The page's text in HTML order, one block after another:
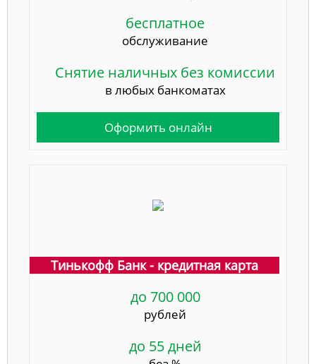
бесплатное
обслуживание
Снятие наличных без комиссии
в любых банкоматах
Оформить онлайн
Тинькофф Банк - кредитная карта
до 700 000
рублей
до 55 дней